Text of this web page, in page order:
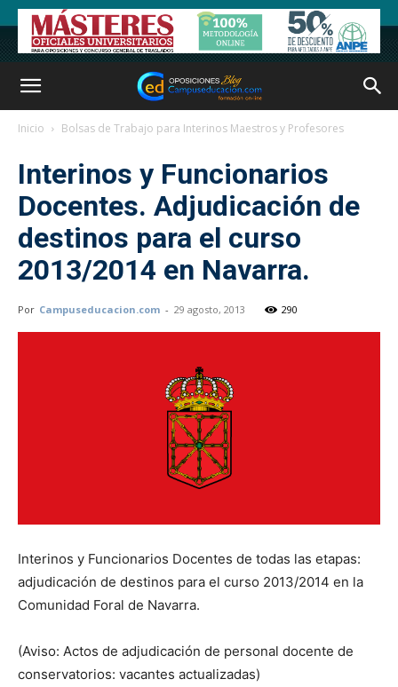
Inicio Bolsas de Trabajo para Interinos Maestros y Profesores
Interinos y Funcionarios
Docentes. Adjudicación de
destinos para el curso
2013/2014 en Navarra.
Por Campuseducacion.com - 29 agosto, 2013 290
Interinos y Funcionarios Docentes de todas las etapas:
adjudicación de destinos para el curso 2013/2014 en la
Comunidad Foral de Navarra.
(Aviso: Actos de adjudicación de personal docente de
conservatorios: vacantes actualizadas)